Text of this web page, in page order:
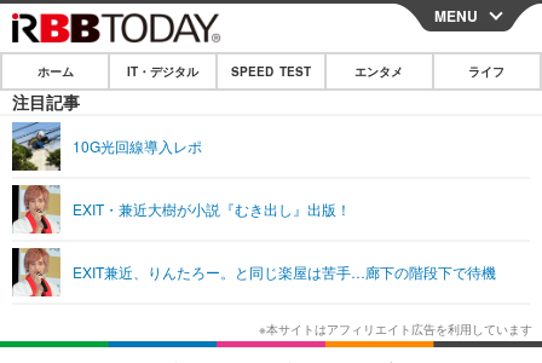
CLOSE
ホーム
IT・デジタル
ショッピング その他
SPEED TEST
エンタメ
エンタメTOP 映画・ドラマ
韓国・芸能
ライフ
ライフTOP グルメ
リリース一覧
MENU
ホーム IT・デジタル SPEED TEST エンタメ ライフ
注目記事
10G光回線導入レポ
EXIT・兼近大樹が小説『むき出し』出版！
EXIT兼近、りんたろー。と同じ楽屋は苦手…廊下の階段下で待機